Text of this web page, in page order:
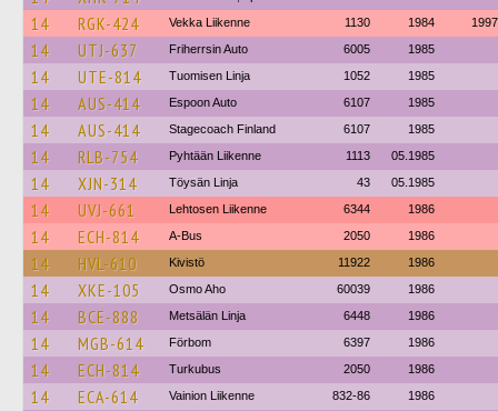
14 RGK-424 Vekka Liikenne 1130 1984 1997
14 UTJ-637 Friherrsin Auto 6005 1985
14 UTE-814 Tuomisen Linja 1052 1985
14 AUS-414 Espoon Auto 6107 1985
14 AUS-414 Stagecoach Finland 6107 1985
14 RLB-754 Pyhtään Liikenne 1113 05.1985
14 XJN-314 Töysän Linja 43 05.1985
14 UVJ-661 Lehtosen Liikenne 6344 1986
14 ECH-814 A-Bus 2050 1986
14 HVL-610 Kivistö 11922 1986
14 XKE-105 Osmo Aho 60039 1986
14 BCE-888 Metsälän Linja 6448 1986
14 MGB-614 Förbom 6397 1986
14 ECH-814 Turkubus 2050 1986
14 ECA-614 Vainion Liikenne 832-86 1986